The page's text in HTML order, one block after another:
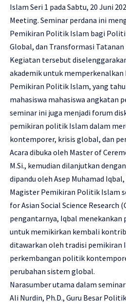
Islam Seri 1 pada Sabtu, 20 Juni
Meeting. Seminar perdana ini
Pemikiran Politik Islam bagi
Global, dan Transformasi Tatanan
Kegiatan tersebut
akademik untuk
Pemikiran Politik Islam, yang
mahasiswa mahasiswa angkatan
seminar ini juga menjadi forum
pemikiran politik Islam dalam
kontemporer, krisis global, dan
Acara dibuka oleh Master of
M.Si., kemudian dilanjutkan
dipandu oleh Asep Muhamad
Magister Pemikiran Politik Islam
for Asian Social Science Research
pengantarnya, Iqbal
untuk memikirkan kembali
ditawarkan oleh tradisi pemikiran
perkembangan politik
perubahan sistem global.
Narasumber utama dalam
Ali Nurdin, Ph.D., Guru Besar